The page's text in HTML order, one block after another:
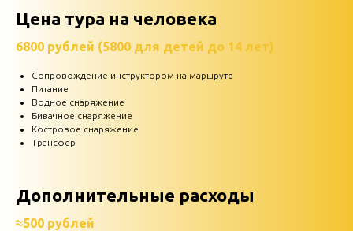
Цена тура на человека
6800 рублей (5800 для детей до 14 лет)
Сопровождение инструктором на маршруте
Питание
Водное снаряжение
Бивачное снаряжение
Костровое снаряжение
Трансфер
Дополнительные расходы
≈500 рублей